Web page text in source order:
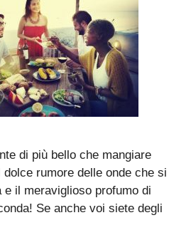
di più bello che mangiare
rumore delle onde che si
e il meraviglioso profumo di
Se anche voi siete degli